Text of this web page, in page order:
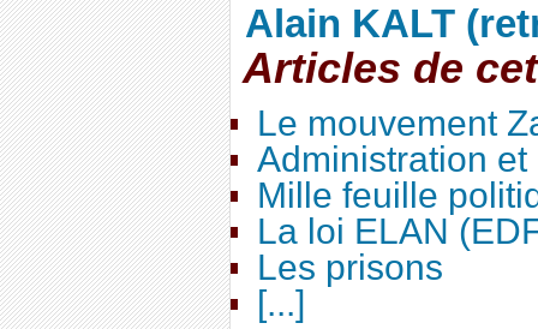
Alain KALT
Articles de
Le mouvement
Administration
Mille feuille
La loi ELAN
Les prisons
[...]